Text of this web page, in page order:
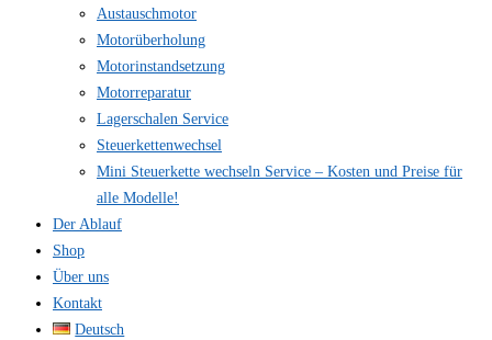
Austauschmotor
Motorüberholung
Motorinstandsetzung
Motorreparatur
Lagerschalen Service
Steuerkettenwechsel
Mini Steuer­kette wechseln Service – Kosten und Preise für
alle Modelle!
Der Ablauf
Shop
Über uns
Kontakt
Deutsch